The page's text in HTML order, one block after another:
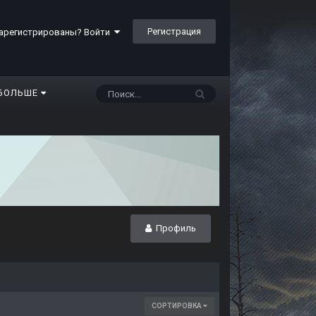
Войти Регистрация
Профиль
СОРТИРОВКА